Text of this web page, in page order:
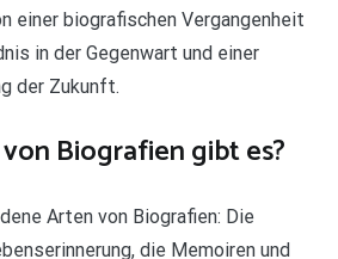
einer biografischen Vergangenheit
in der Gegenwart und einer
der Zukunft.
Biografien gibt es?
Arten von Biografien: Die
die Memoiren und